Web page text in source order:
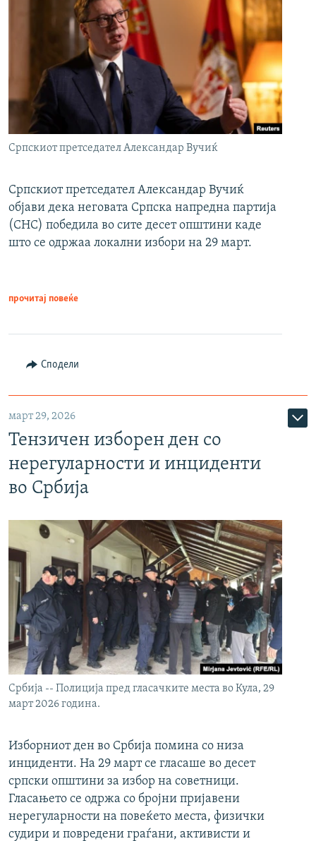
Српскиот претседател Александар Вучиќ
Српскиот претседател Александар Вучиќ
објави дека неговата Српска напредна партија
(СНС) победила во сите десет општини каде
што се одржаа локални избори на 29 март.
прочитај повеќе
Сподели
март 29, 2026
Тензичен изборен ден со
нерегуларности и инциденти
во Србија
Србија -- Полиција пред гласачките места во Кула, 29
март 2026 година.
Изборниот ден во Србија помина со низа
инциденти. На 29 март се гласаше во десет
српски општини за избор на советници.
Гласањето се одржа со бројни пријавени
нерегуларности на повеќето места, физички
судири и повредени граѓани, активисти и